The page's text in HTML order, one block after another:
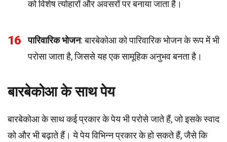
को विशेष त्योहारों और अवसरों पर बनाया जाता है।
16 पारिवारिक भोजन: बारबेकोआ को पारिवारिक भोजन के रूप में भी
परोसा जाता है, जिससे यह एक सामूहिक अनुभव बनता है।
बारबेकोआ के साथ पेय
बारबेकोआ के साथ कई प्रकार के पेय भी परोसे जाते हैं, जो इसके स्वाद
को और भी बढ़ाते हैं। ये पेय विभिन्न प्रकार के हो सकते हैं, जैसे कि